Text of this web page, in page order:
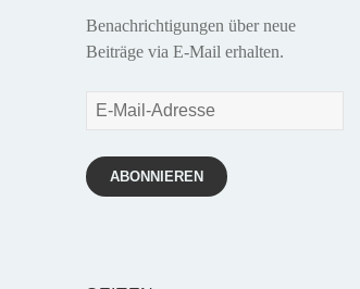
Benachrichtigungen über neue
Beiträge via E-Mail erhalten.
E-
Adresse
ABONNIEREN